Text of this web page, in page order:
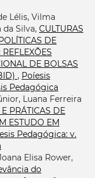
Lélis, Vilma
da Silva, CULTURAS
DE
DE BOLSAS
, Poíesis
Pedagógica
Luana Ferreira
PRÁTICAS DE
ESTUDO EM
Pedagógica: v.
Elisa Rower,
do